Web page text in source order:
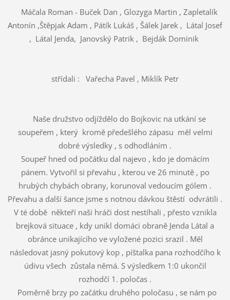
Máčala Roman - Buček Dan , Glozyga Martin , Zapletalík
Antonín ,Štěpjak Adam , Pátík Lukáš , Šálek Jarek , Látal Josef
, Látal Jenda, Janovský Patrik , Bejdák Dominik
střídali : Vařecha Pavel , Miklík Petr
Naše družstvo odjíždělo do Bojkovic na utkání se
soupeřem , který kromě předešlého zápasu měl velmi
dobré výsledky , s odhodláním .
Soupeř hned od počátku dal najevo , kdo je domácím
pánem. Vytvořil si převahu , kterou ve 26 minutě , po
hrubých chybách obrany, korunoval vedoucím gólem .
Převahu a další šance jsme s notnou dávkou štěstí odvrátili .
V té době někteří naši hráči dost nestíhali , přesto vznikla
brejková situace , kdy unikl domáci obraně Jenda Látal a
obránce unikajícího ve vyložené pozici srazil . Měl
následovat jasný pokutový kop , píštalka pana rozhodčího k
údivu všech zůstala němá. S výsledkem 1:0 ukončil
rozhodčí 1. poločas .
Poměrně brzy po začátku druhého poločasu , se nám po